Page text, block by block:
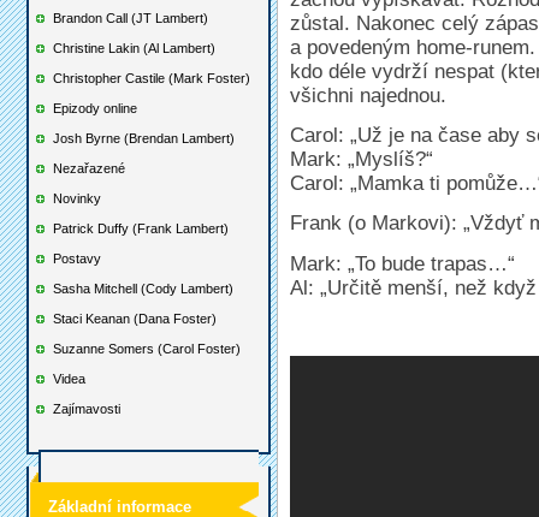
Brandon Call (JT Lambert)
Christine Lakin (Al Lambert)
Christopher Castile (Mark Foster)
Epizody online
Josh Byrne (Brendan Lambert)
Nezařazené
Novinky
Patrick Duffy (Frank Lambert)
Postavy
Sasha Mitchell (Cody Lambert)
Staci Keanan (Dana Foster)
Suzanne Somers (Carol Foster)
Videa
Zajímavosti
Základní informace
zůstal. Nakonec celý
a povedeným home-
kdo déle vydrží nespat
všichni najednou.
Carol: „Už je na čase aby
Mark: „Myslíš?“
Carol: „Mamka ti
Frank (o Markovi): „Vždyť
Mark: „To bude trapas…“
Al: „Určitě menší, než